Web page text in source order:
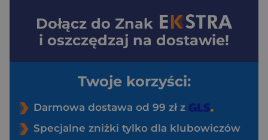
Dołącz do Znak
i oszczędzaj na dostawie!
Twoje korzyści:
Darmowa dostawa od 99 zł z
Specjalne zniżki tylko dla klubowiczów